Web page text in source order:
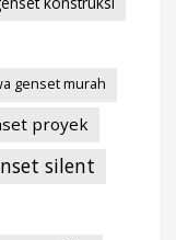
genset murah
proyek
silent